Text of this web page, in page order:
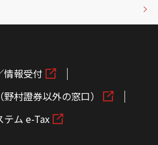
情報受付
村證券以外の窓口）
テム e-Tax